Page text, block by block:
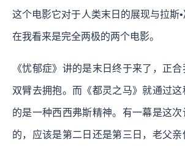
这个电影它对于人类末日的展现与拉斯•
在我看来是完全两极的两个电影。
《忧郁症》讲的是末日终于来了，正
双臂去拥抱。而《都灵之马》就通过
的是一种西西弗斯精神。有一幕是这
的，应该是第二日还是第三日，老父